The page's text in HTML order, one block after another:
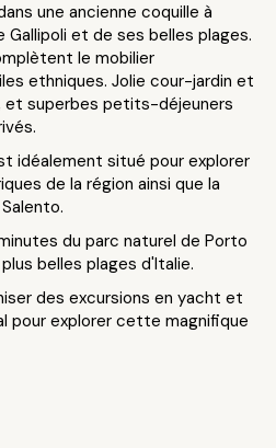
une ancienne coquille à
et de ses belles plages.
le mobilier
ethniques. Jolie cour-jardin et
et superbes petits-déjeuners
idéalement situé pour explorer
de la région ainsi que la
du parc naturel de Porto
belles plages d'Italie.
des excursions en yacht et
pour explorer cette magnifique